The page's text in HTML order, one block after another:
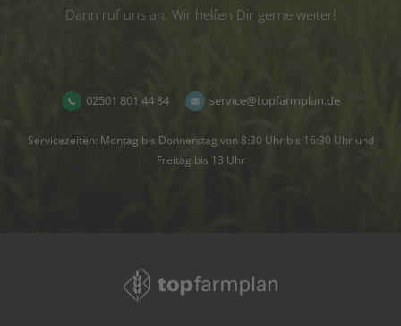
Dann ruf uns an. Wir helfen Dir gerne weiter!
02501 801 44 84 service@topfarmplan.de
Servicezeiten: Montag bis Donnerstag von 8:30 Uhr bis 16:30 Uhr und
Freitag bis 13 Uhr